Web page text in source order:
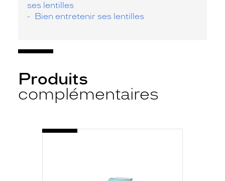
ses lentilles
Bien entretenir ses lentilles
Produits
complémentaires
-